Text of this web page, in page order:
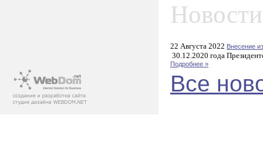
22 Августа 2022 Внесение
30.12.2020 года
Подробнее »
Все